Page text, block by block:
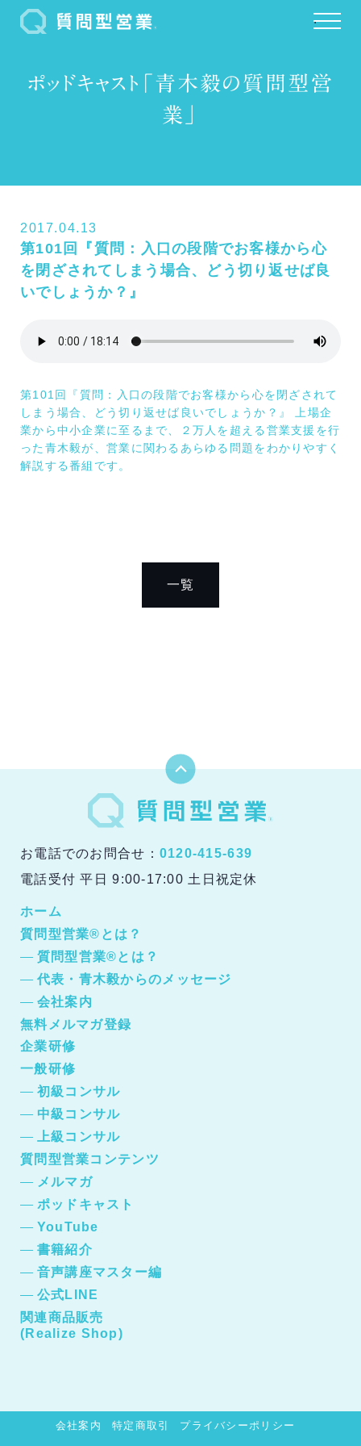
.
ポッドキャスト「青木毅の質問型営
業」
2017.04.13
第101回『質問：入口の段階でお客様から心
を閉ざされてしまう場合、どう切り返せば良
いでしょうか？』
第101回『質問：入口の段階でお客様から心を閉ざされて
しまう場合、どう切り返せば良いでしょうか？』 上場企
業から中小企業に至るまで、２万人を超える営業支援を行
った青木毅が、営業に関わるあらゆる問題をわかりやすく
解説する番組です。
一覧
お電話でのお問合せ： 0120-415-639
電話受付 平日 9:00-17:00 土日祝定休
ホーム
質問型営業®とは？
質問型営業®とは？
代表・青木毅からのメッセージ
会社案内
無料メルマガ登録
企業研修
一般研修
初級コンサル
中級コンサル
上級コンサル
質問型営業コンテンツ
メルマガ
ポッドキャスト
YouTube
書籍紹介
音声講座マスター編
公式LINE
関連商品販売
(Realize Shop)
会社案内 特定商取引 プライバシーポリシー